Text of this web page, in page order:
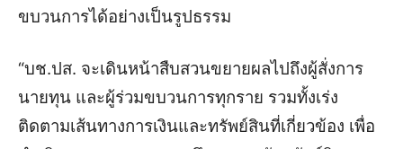
ขบวนการได้อย่างเป็นรูปธรรม
“บช.ปส. จะเดินหน้าสืบสวนขยายผลไปถึงผู้สั่งการ
นายทุน และผู้ร่วมขบวนการทุกราย รวมทั้งเร่ง
ติดตามเส้นทางการเงินและทรัพย์สินที่เกี่ยวข้อง เพื่อ